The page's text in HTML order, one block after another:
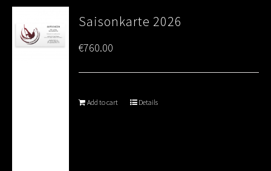
Saisonkarte 2026
€760.00
Add to cart Details